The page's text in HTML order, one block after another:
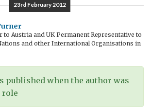
23rd February 2012
to Austria and UK Permanent Representative to
and other International Organisations in
published when the author was
role